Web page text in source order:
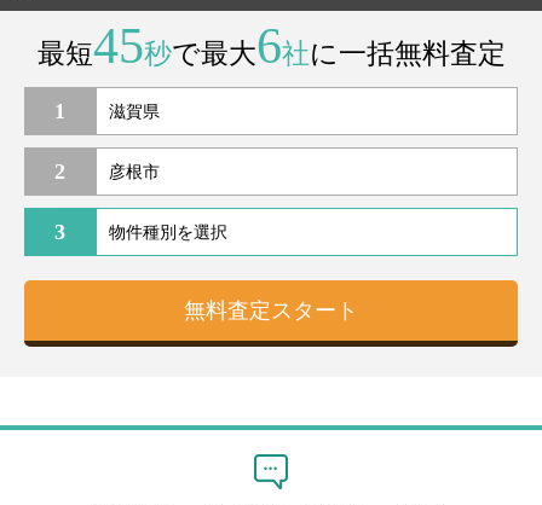
最短45秒で最大6社に一括無料査定
1
2
3